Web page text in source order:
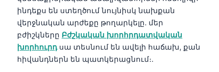
ինդեքս են ստեղծում նույնիսկ նախքան
վերջնական արժեքը թողարկելը. մեր
բժիշկները Բժշկական խորհրդատվական
խորհուրդսա տեսնում են ավելի հաճախ, քան
հիվանդներն են պատկերացնում։.